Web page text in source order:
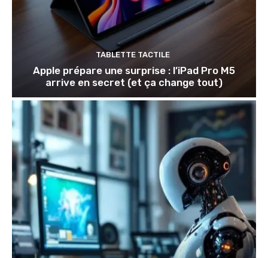
TABLETTE TACTILE
Apple prépare une surprise : l’iPad Pro M5
arrive en secret (et ça change tout)